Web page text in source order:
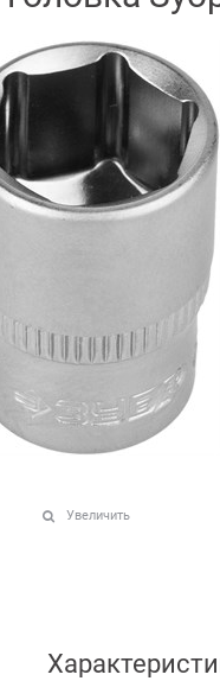
Увеличить